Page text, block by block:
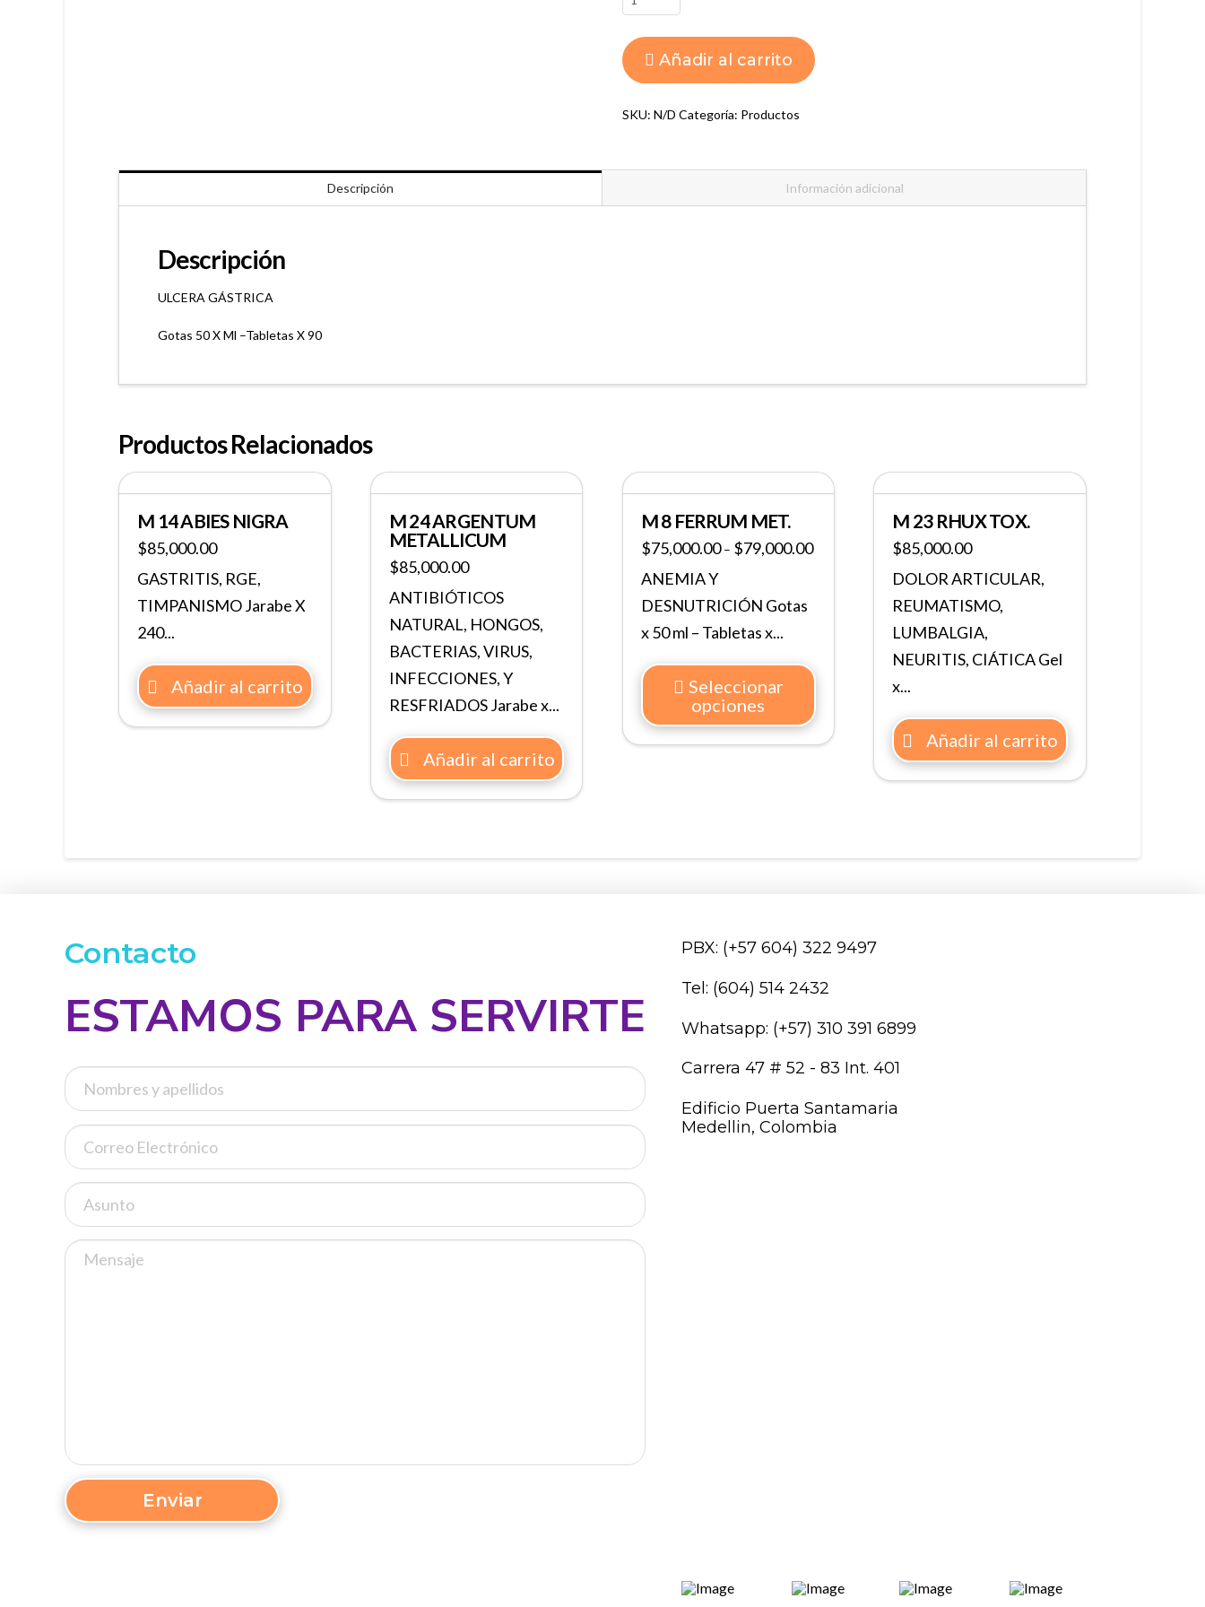
GERANIUM
MACULATUM
Añadir al carrito
SKU: N/D Categoría: Productos
Descripción Información adicional
Descripción
ULCERA GÁSTRICA
Gotas 50 X Ml –Tabletas X 90
Productos Relacionados
M 14 ABIES NIGRA
$85,000.00
GASTRITIS, RGE,
TIMPANISMO Jarabe X
240...
Añadir al carrito
M 24 ARGENTUM
METALLICUM
$85,000.00
ANTIBIÓTICOS
NATURAL, HONGOS,
BACTERIAS, VIRUS,
INFECCIONES, Y
RESFRIADOS Jarabe x...
Añadir al carrito
M 8 FERRUM MET.
$75,000.00– $79,000.00
ANEMIA Y
DESNUTRICIÓN Gotas
x 50 ml – Tabletas x...
Seleccionar
opciones
M 23 RHUX TOX.
$85,000.00
DOLOR ARTICULAR,
REUMATISMO,
LUMBALGIA,
NEURITIS, CIÁTICA Gel
x...
Añadir al carrito
Contacto
ESTAMOS PARA SERVIRTE
PBX: (+57 604) 322 9497
Tel: (604) 514 2432
Whatsapp: (+57) 310 391 6899
Carrera 47 # 52 - 83 Int. 401
Edificio Puerta Santamaria
Medellin, Colombia